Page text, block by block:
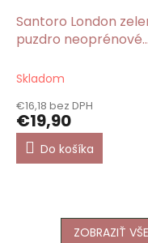
Santoro London
puzdro neoprénové
Skladom
€16,18 bez DPH
€19,90
Do košíka
ZOBRAZIŤ